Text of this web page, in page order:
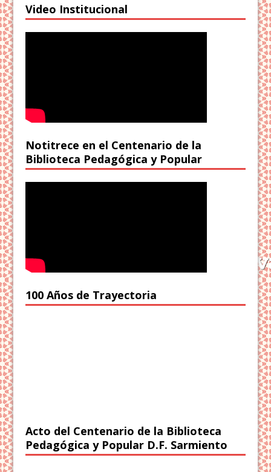
Video Institucional
Notitrece en el Centenario de la
Biblioteca Pedagógica y Popular
100 Años de Trayectoria
Acto del Centenario de la Biblioteca
Pedagógica y Popular D.F. Sarmiento